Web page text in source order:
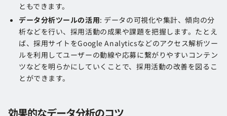
ともできます。
データ分析ツールの活用: データの可視化や集計、傾向の分
析などを行い、採用活動の成果や課題を把握します​​。たとえ
ば、採用サイトをGoogle Analyticsなどのアクセス解析ツー
ルを利用してユーザーの動線や応募に繋がりやすいコンテン
ツなどを明らかにしていくことで、採用活動の改善を図るこ
とができます。
効果的なデータ分析のコツ